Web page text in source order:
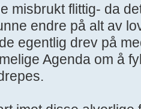
misbrukt flittig- da
endre på alt av
egentlig drev på
Agenda om å